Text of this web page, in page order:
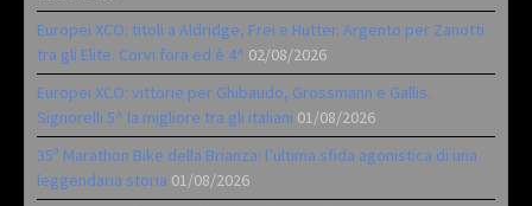
Europei XCO: titoli a Aldridge, Frei e Hutter. Argento per Zanotti
tra gli Elite. Corvi fora ed è 4^ 02/08/2026
Europei XCO: vittorie per Ghibaudo, Grossmann e Gallis.
Signorelli 5^ la migliore tra gli italiani 01/08/2026
35ª Marathon Bike della Brianza: l’ultima sfida agonistica di una
leggendaria storia 01/08/2026